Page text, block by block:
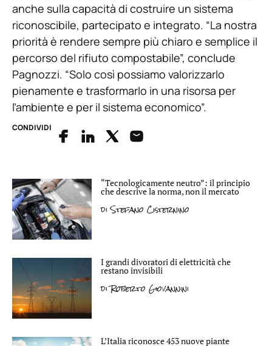
anche sulla capacità di costruire un sistema
riconoscibile, partecipato e integrato. “La nostra
priorità è rendere sempre più chiaro e semplice il
percorso del rifiuto compostabile”, conclude
Pagnozzi. “Solo così possiamo valorizzarlo
pienamente e trasformarlo in una risorsa per
l’ambiente e per il sistema economico”.
CONDIVIDI
“Tecnologicamente neutro”: il principio
che descrive la norma, non il mercato
diStefano Cisternino
I grandi divoratori di elettricità che
restano invisibili
diRoberto Giovannini
L’Italia riconosce 453 nuove piante